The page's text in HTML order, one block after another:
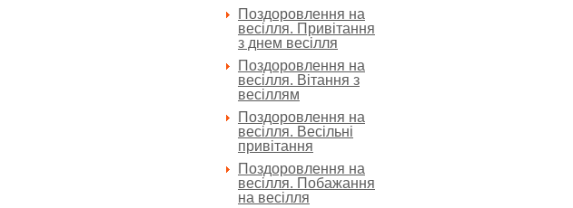
Поздоровлення на
весілля. Привітання
з днем весілля
Поздоровлення на
весілля. Вітання з
весіллям
Поздоровлення на
весілля. Весільні
привітання
Поздоровлення на
весілля. Побажання
на весілля